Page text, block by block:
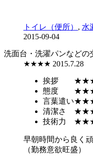
トイレ（便所） , 水
2015-09-04
洗面台・洗濯パンなどの
★★★★ 2015.7.28
挨拶
態度
言葉遣い
清潔さ
技術力
早朝時間から良く
（勤務意欲旺盛）